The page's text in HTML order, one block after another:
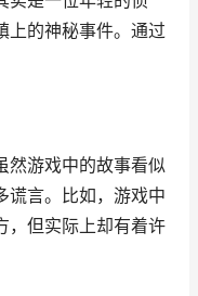
上的神秘事件。通过
然游戏中的故事看似
谎言。比如，游戏中
，但实际上却有着许